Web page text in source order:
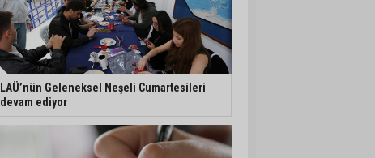
LAÜ’nün Geleneksel Neşeli Cumartesileri
devam ediyor